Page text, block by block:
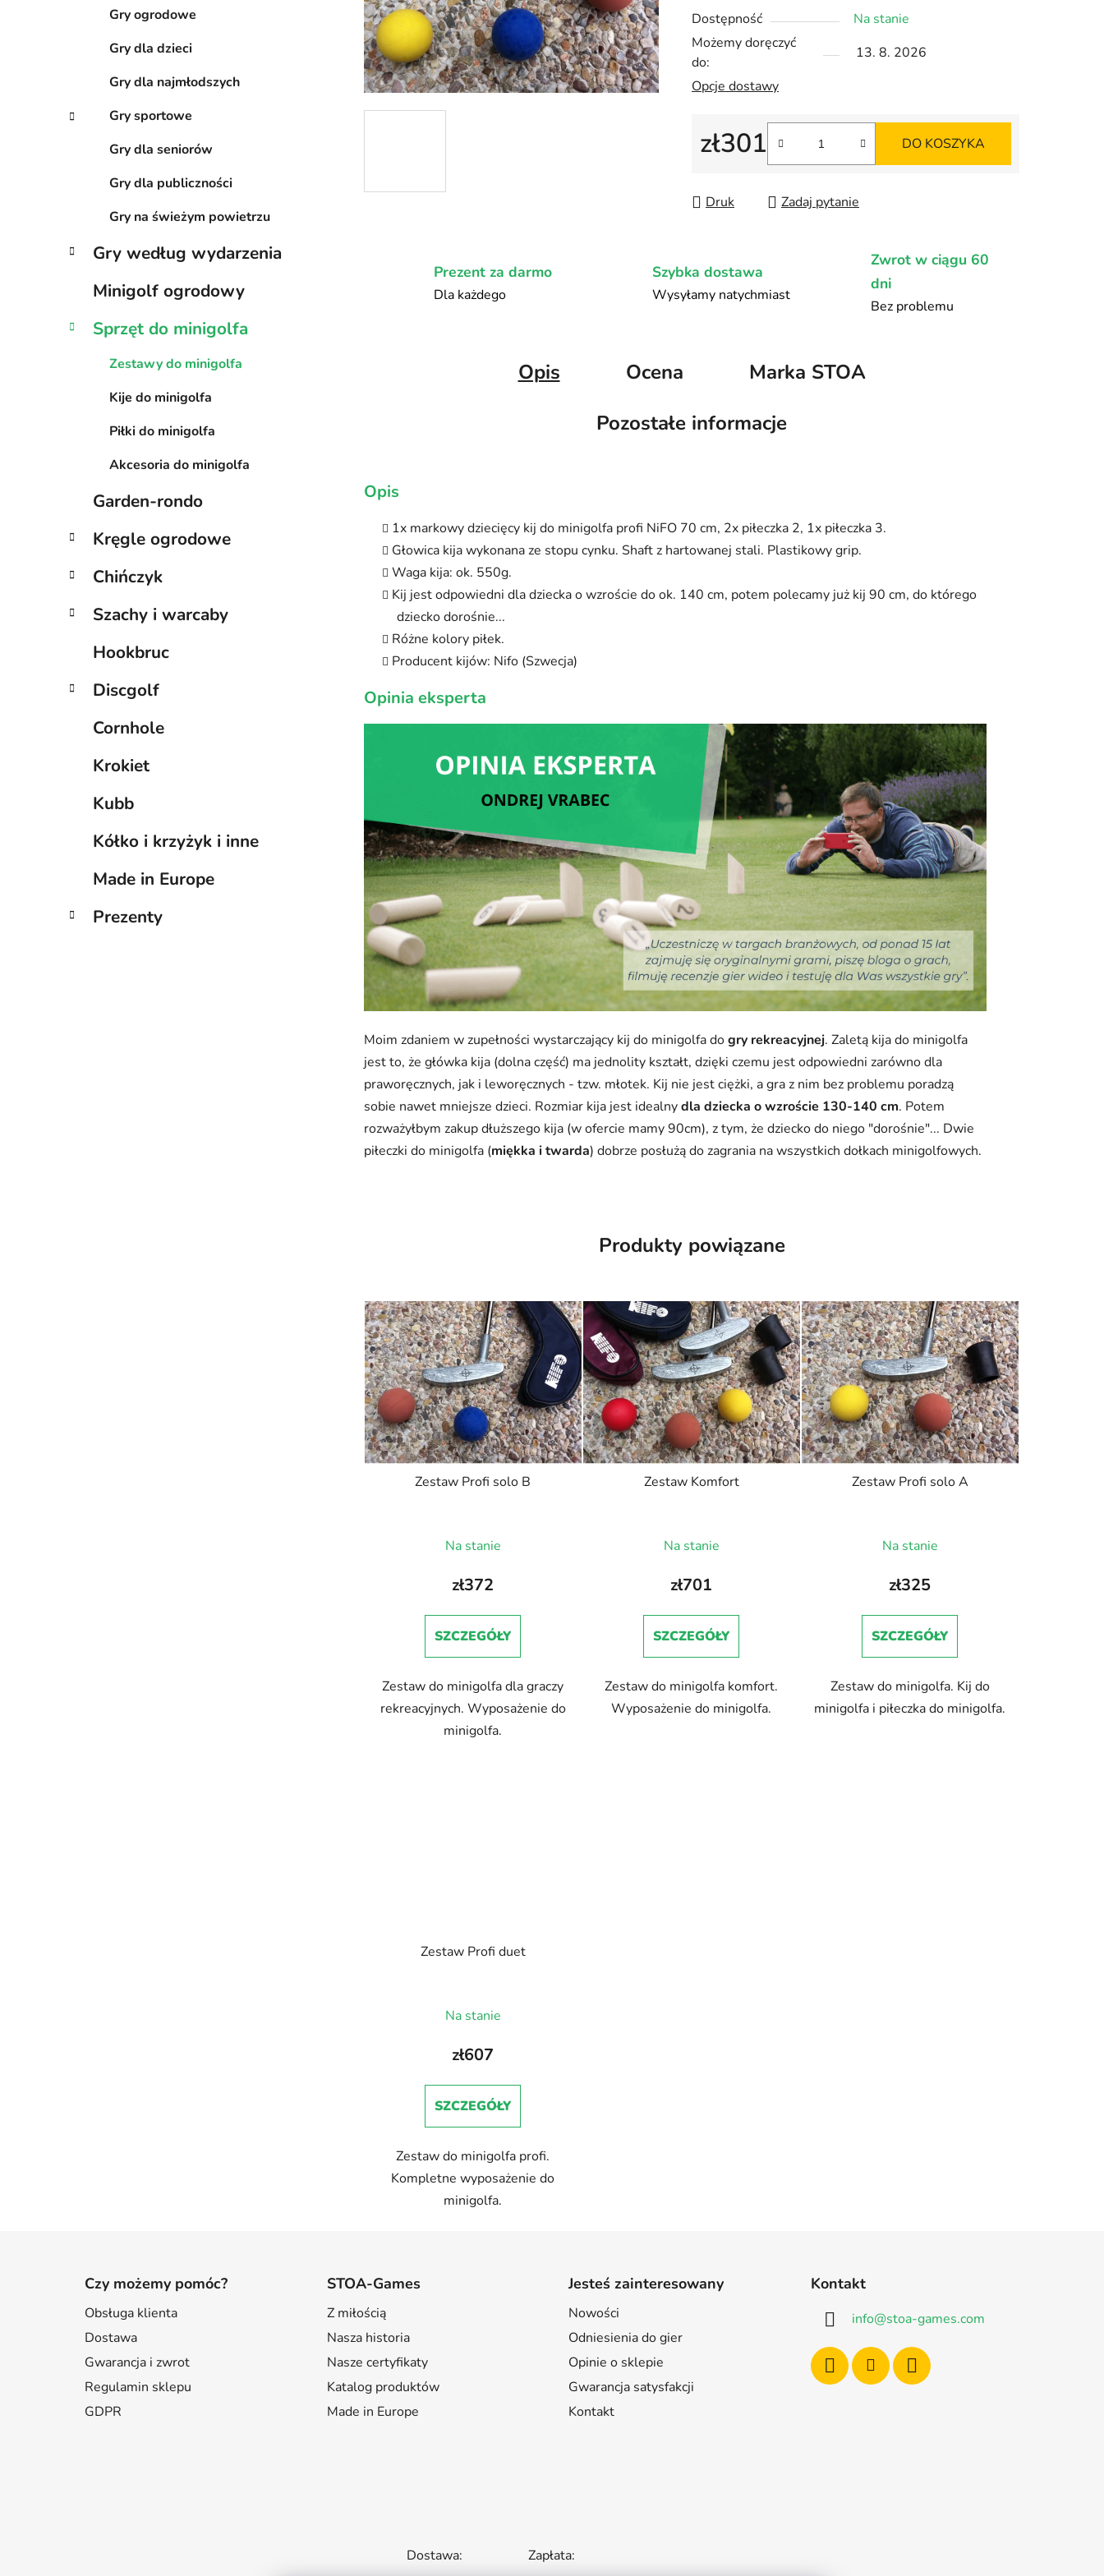
Gry ogrodowe
Gry dla dzieci
Gry dla najmłodszych
Gry sportowe
Gry dla seniorów
Gry dla publiczności
Gry na świeżym powietrzu
Gry według wydarzenia
Minigolf ogrodowy
Sprzęt do minigolfa
Zestawy do minigolfa
Kije do minigolfa
Piłki do minigolfa
Akcesoria do minigolfa
Garden-rondo
Kręgle ogrodowe
Chińczyk
Szachy i warcaby
Hookbruc
Discgolf
Cornhole
Krokiet
Kubb
Kółko i krzyżyk i inne
Made in Europe
Prezenty
na
5
gwiazdek.
Dostępność
Na stanie
Możemy doręczyć
do:
13. 8. 2026
Opcje dostawy
zł301
Cena jednostkowa:
DO KOSZYKA
Druk Zadaj pytanie
Prezent za darmo
Dla każdego
Szybka dostawa
Wysyłamy natychmiast
Zwrot w ciągu 60
dni
Bez problemu
Opis Ocena Marka STOA
Pozostałe informacje
Opis
1x markowy dziecięcy kij do minigolfa profi NiFO 70 cm, 2x piłeczka 2, 1x piłeczka 3.
Głowica kija wykonana ze stopu cynku. Shaft z hartowanej stali. Plastikowy grip.
Waga kija: ok. 550g.
Kij jest odpowiedni dla dziecka o wzroście do ok. 140 cm, potem polecamy już kij 90 cm, do którego
dziecko dorośnie...
Różne kolory piłek.
Producent kijów: Nifo (Szwecja)
Opinia eksperta
Moim zdaniem w zupełności wystarczający kij do minigolfa dogry rekreacyjnej. Zaletą kija do minigolfa
jest to, że główka kija (dolna część) ma jednolity kształt, dzięki czemu jest odpowiedni zarówno dla
praworęcznych, jak i leworęcznych - tzw. młotek. Kij nie jest ciężki, a gra z nim bez problemu poradzą
sobie nawet mniejsze dzieci. Rozmiar kija jest idealnydla dziecka o wzroście 130-140 cm. Potem
rozważyłbym zakup dłuższego kija (w ofercie mamy 90cm), z tym, że dziecko do niego "dorośnie"... Dwie
piłeczki do minigolfa (miękka i twarda) dobrze posłużą do zagrania na wszystkich dołkach minigolfowych.
Produkty powiązane
Zestaw Profi solo B
Na stanie
zł372
SZCZEGÓŁY
Zestaw do minigolfa dla graczy
rekreacyjnych. Wyposażenie do
minigolfa.
Zestaw Komfort
Na stanie
zł701
SZCZEGÓŁY
Zestaw do minigolfa komfort.
Wyposażenie do minigolfa.
Zestaw Profi solo A
ocena
produktu
5,0
na
gwiazdek.
Na stanie
zł325
SZCZEGÓŁY
Zestaw do minigolfa. Kij do
minigolfa i piłeczka do minigolfa.
Zestaw Profi duet
Na stanie
zł607
SZCZEGÓŁY
Zestaw do minigolfa profi.
Kompletne wyposażenie do
minigolfa.
Czy możemy pomóc?
Obsługa klienta
Dostawa
Gwarancja i zwrot
Regulamin sklepu
GDPR
STOA-Games
Z miłością
Nasza historia
Nasze certyfikaty
Katalog produktów
Made in Europe
Jesteś zainteresowany
Nowości
Odniesienia do gier
Opinie o sklepie
Gwarancja satysfakcji
Kontakt
Kontakt
info@stoa-games.com
Dostawa: Zapłata: